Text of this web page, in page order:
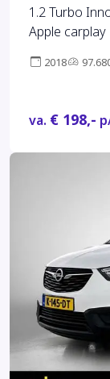
1.2 Turbo
Apple carplay
2018
va. € 198,-